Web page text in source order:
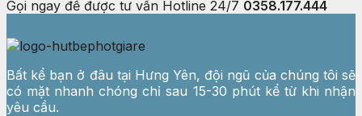
Gọi ngay để được tư vấn Hotline 24/7 0358.177.444
Bất kể bạn ở đâu tại Hưng Yên, đội ngũ của chúng tôi sẽ
có mặt nhanh chóng chỉ sau 15-30 phút kể từ khi nhận
yêu cầu.